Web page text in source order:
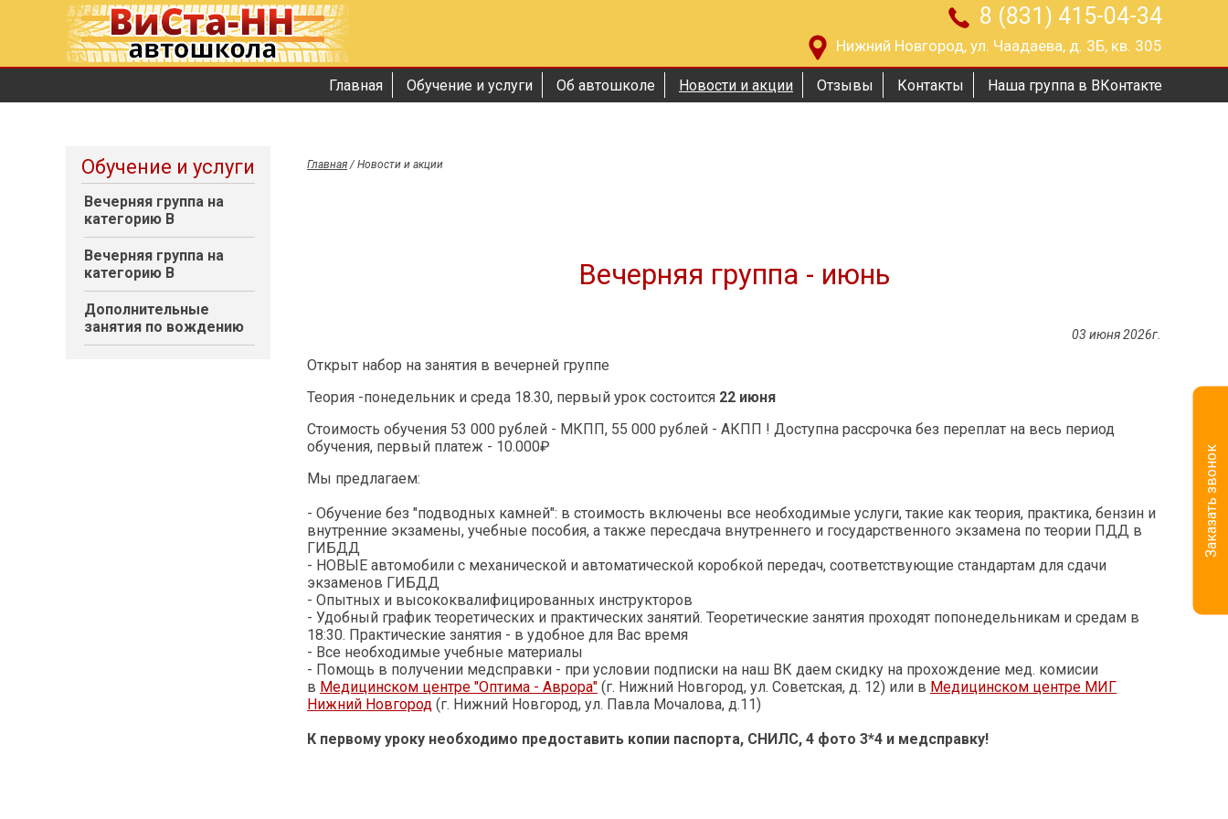
8 (831) 415-04-34
Нижний Новгород, ул. Чаадаева, д. 3Б, кв. 305
Главная Обучение и услуги Об автошколе Новости и акции Отзывы Контакты Наша группа в ВКонтакте
Обучение и услуги
Вечерняя группа на
категорию В
Вечерняя группа на
категорию В
Дополнительные
занятия по вождению
Главная /Новости и акции
Вечерняя группа - июнь
03 июня 2026г.
Открыт набор на занятия в вечерней группе
Теория -понедельник и среда 18.30, первый урок состоится 22 июня
Стоимость обучения 53 000 рублей - МКПП, 55 000 рублей - АКПП ! Доступна рассрочка без переплат на весь период
обучения, первый платеж - 10.000₽
Мы предлагаем:
- Обучение без "подводных камней": в стоимость включены все необходимые услуги, такие как теория, практика, бензин и
внутренние экзамены, учебные пособия, а также пересдача внутреннего и государственного экзамена по теории ПДД в
ГИБДД
- НОВЫЕ автомобили с механической и автоматической коробкой передач, соответствующие стандартам для сдачи
экзаменов ГИБДД
- Опытных и высококвалифицированных инструкторов
- Удобный график теоретических и практических занятий. Теоретические занятия проходят попонедельникам и средам в
18:30. Практические занятия - в удобное для Вас время
- Все необходимые учебные материалы
- Помощь в получении медсправки - при условии подписки на наш ВК даем скидку на прохождение мед. комисии
в Медицинском центре "Оптима - Аврора" (г. Нижний Новгород, ул. Советская, д. 12) или в Медицинском центре МИГ
Нижний Новгород (г. Нижний Новгород, ул. Павла Мочалова, д.11)
К первому уроку необходимо предоставить копии паспорта, СНИЛС, 4 фото 3*4 и медсправку!
Заказать звонок